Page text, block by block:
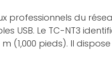
professionnels du
USB. Le TC-NT3
(1,000 pieds). Il